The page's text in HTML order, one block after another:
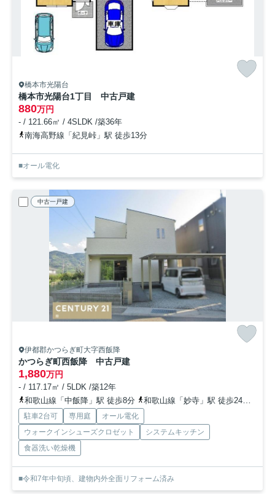
橋本市光陽台
橋本市光陽台1丁目 中古戸建
880万円
- / 121.66㎡ / 4SLDK /築36年
南海高野線「紀見峠」駅 徒歩13分
■オール電化
中古一戸建
伊都郡かつらぎ町大字西飯降
かつらぎ町西飯降 中古戸建
1,880万円
- / 117.17㎡ / 5LDK /築12年
和歌山線「中飯降」駅 徒歩8分
和歌山線「妙寺」駅 徒歩24分
駐車2台可 専用庭
オール電化
ウォークインシューズクロゼット
システムキッチン
食器洗い乾燥機
■令和7年中旬頃、建物内外全面リフォーム済み